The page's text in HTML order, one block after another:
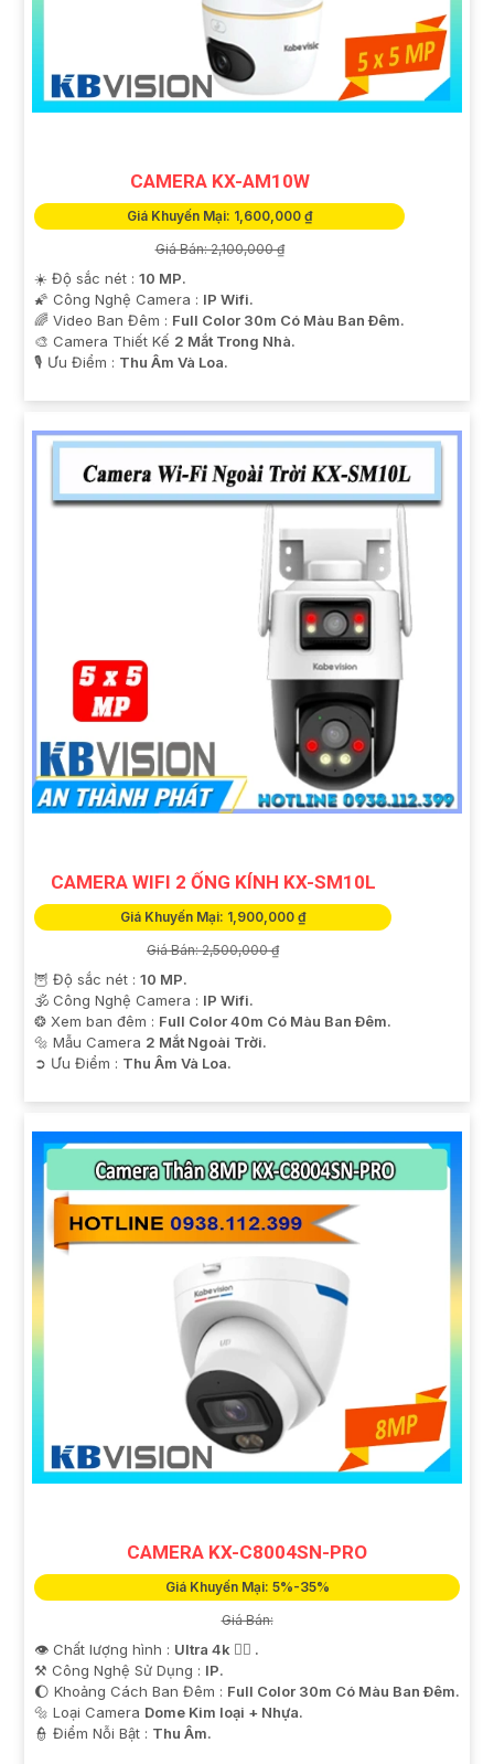
CAMERA KX-AM10W
Giá Khuyến Mại: 1,600,000 ₫
Giá Bán: 2,100,000 ₫
☀️ Độ sắc nét : 10 MP.
🌠 Công Nghệ Camera : IP Wifi.
🌈 Video Ban Đêm : Full Color 30m Có Màu Ban Ðêm.
🎨 Camera Thiết Kế 2 Mắt Trong Nhà.
️🎙 Ưu Điểm : Thu Âm Và Loa.
CAMERA WIFI 2 ỐNG KÍNH KX-SM10L
Giá Khuyến Mại: 1,900,000 ₫
Giá Bán: 2,500,000 ₫
🦉 Độ sắc nét : 10 MP.
🕉️ Công Nghệ Camera : IP Wifi.
❂ Xem ban đêm : Full Color 40m Có Màu Ban Ðêm.
🔩 Mẫu Camera 2 Mắt Ngoài Trời.
️➲ Ưu Điểm : Thu Âm Và Loa.
CAMERA KX-C8004SN-PRO
Giá Khuyến Mại: 5%-35%
Giá Bán:
👁 Chất lượng hình : Ultra 4k 👍🏾 .
⚒ Công Nghệ Sử Dụng : IP.
🌔 Khoảng Cách Ban Đêm : Full Color 30m Có Màu Ban Ðêm.
🔩 Loại Camera Dome Kim loại + Nhựa.
️👮 Điểm Nỗi Bật : Thu Âm.